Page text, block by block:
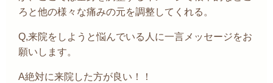
ろと他の様々な痛みの元を調整してくれる。
Q,来院をしようと悩んでいる人に一言メッセージをお
願いします。
A絶対に来院した方が良い！！